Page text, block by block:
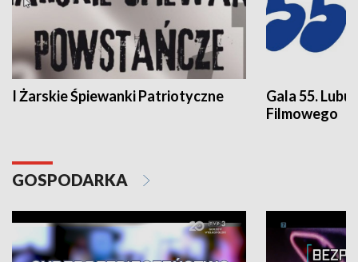
I Żarskie Śpiewanki Patriotyczne
Gala 55.
Filmowego
GOSPODARKA